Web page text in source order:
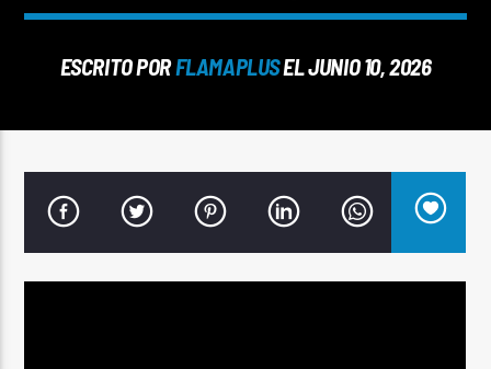
TÍTULO
Señal FM
ESCRITO PORFLAMAPLUSEL JUNIO 10, 2026